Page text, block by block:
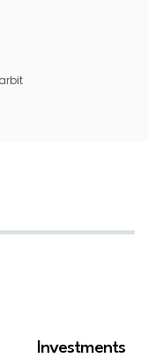
Investments